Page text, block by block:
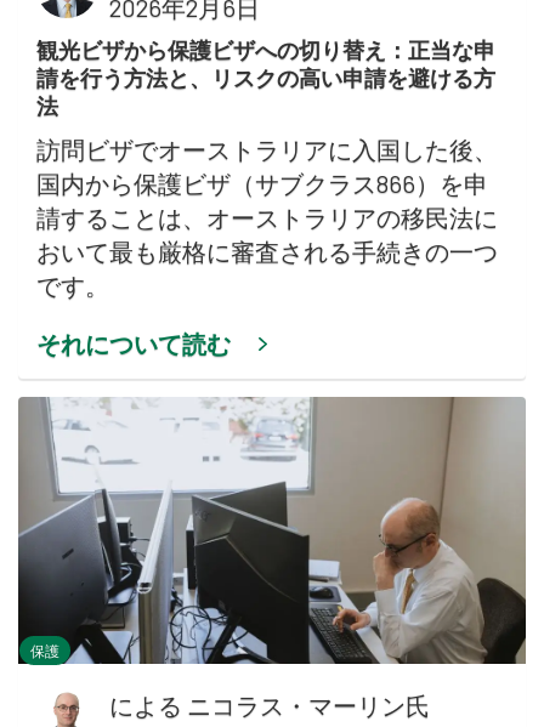
2026年2月6日
観光ビザから保護ビザへの切り替え：正当な申
請を行う方法と、リスクの高い申請を避ける方
法
訪問ビザでオーストラリアに入国した後、
国内から保護ビザ（サブクラス866）を申
請することは、オーストラリアの移民法に
おいて最も厳格に審査される手続きの一つ
です。
それについて読む
保護
による ニコラス・マーリン氏